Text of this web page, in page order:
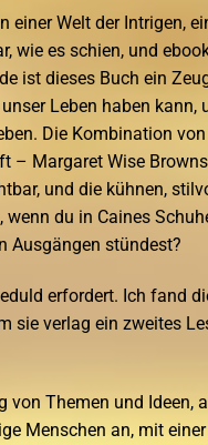
Welt der Intrigen,
wie es schien, und
ist dieses Buch ein
Leben haben kann,
Die Kombination
– Margaret Wise
und die kühnen,
du in Caines
Ausgängen stündest?
erfordert. Ich fand
sie verlag ein zweites
Themen und Ideen,
Menschen an, mit